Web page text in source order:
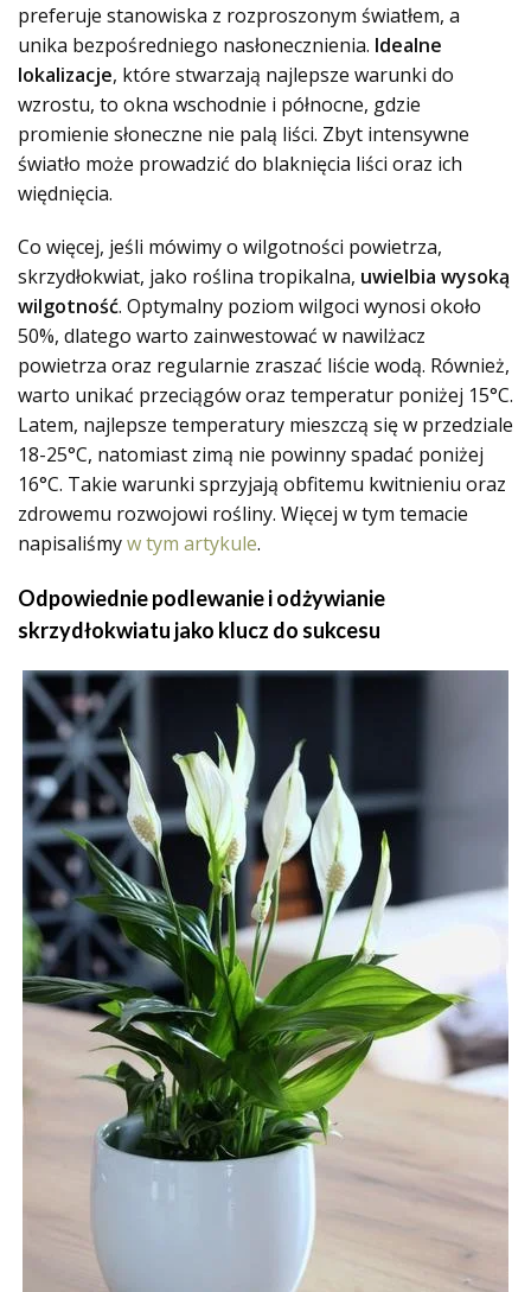
preferuje stanowiska z rozproszonym światłem, a
unika bezpośredniego nasłonecznienia. Idealne
lokalizacje, które stwarzają najlepsze warunki do
wzrostu, to okna wschodnie i północne, gdzie
promienie słoneczne nie palą liści. Zbyt intensywne
światło może prowadzić do blaknięcia liści oraz ich
więdnięcia.
Co więcej, jeśli mówimy o wilgotności powietrza,
skrzydłokwiat, jako roślina tropikalna, uwielbia wysoką
wilgotność. Optymalny poziom wilgoci wynosi około
50%, dlatego warto zainwestować w nawilżacz
powietrza oraz regularnie zraszać liście wodą. Również,
warto unikać przeciągów oraz temperatur poniżej 15°C.
Latem, najlepsze temperatury mieszczą się w przedziale
18-25°C, natomiast zimą nie powinny spadać poniżej
16°C. Takie warunki sprzyjają obfitemu kwitnieniu oraz
zdrowemu rozwojowi rośliny. Więcej w tym temacie
napisaliśmyw tym artykule.
Odpowiednie podlewanie i odżywianie
skrzydłokwiatu jako klucz do sukcesu